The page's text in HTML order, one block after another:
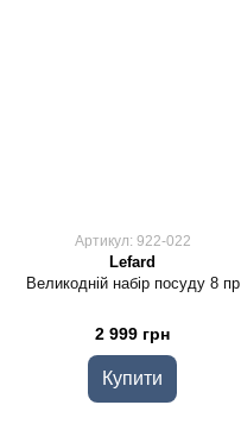
Артикул: 922-022
Lefard
Великодній набір посуду 8 пр
2 999 грн
Купити